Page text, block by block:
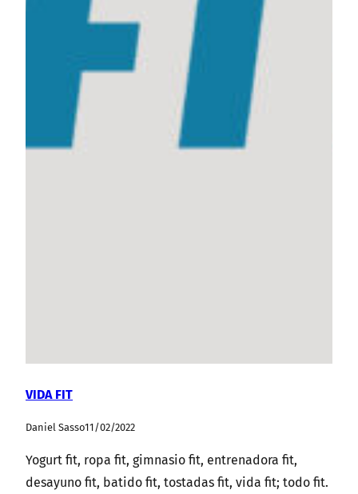
VIDA FIT
Daniel Sasso11/02/2022
Yogurt fit, ropa fit, gimnasio fit, entrenadora fit,
desayuno fit, batido fit, tostadas fit, vida fit; todo fit.